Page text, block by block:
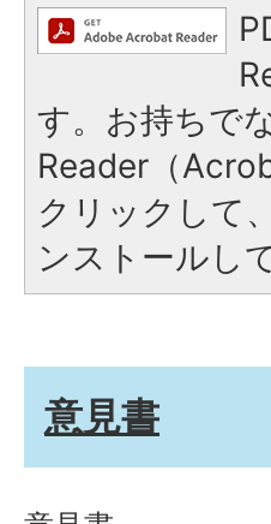
す。お持ちで
Reader（
クリックして
ンストールし
意見書